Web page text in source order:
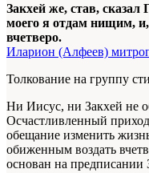
Закхей же, став,
моего я отдам нищим, и,
вчетверо.
Иларион (Алфеев)
Толкование на группу
Ни Иисус, ни Закхей не
Осчастливленный
обещание изменить
обиженным воздать
основан на